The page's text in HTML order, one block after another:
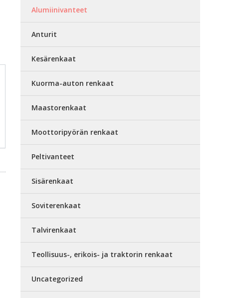
Alumiinivanteet
Anturit
Kesärenkaat
Kuorma-auton renkaat
Maastorenkaat
Moottoripyörän renkaat
Peltivanteet
Sisärenkaat
Soviterenkaat
Talvirenkaat
Teollisuus-, erikois- ja traktorin renkaat
Uncategorized